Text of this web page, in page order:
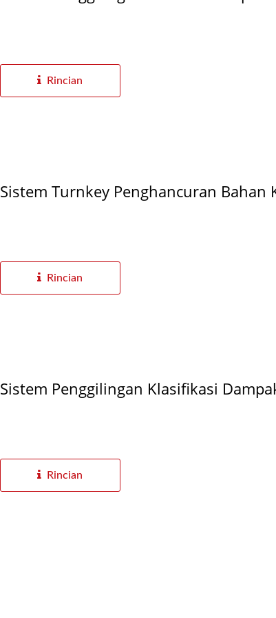
Rincian
Sistem Turnkey Penghancuran Bahan
Rincian
Sistem Penggilingan Klasifikasi
Rincian